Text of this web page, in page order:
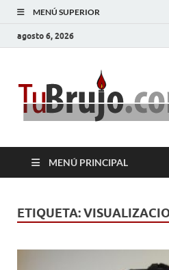
MENÚ SUPERIOR
agosto 6, 2026
MENÚ PRINCIPAL
ETIQUETA: